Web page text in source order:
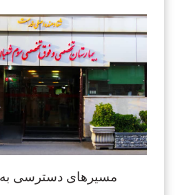
مسیرهای دسترسی به